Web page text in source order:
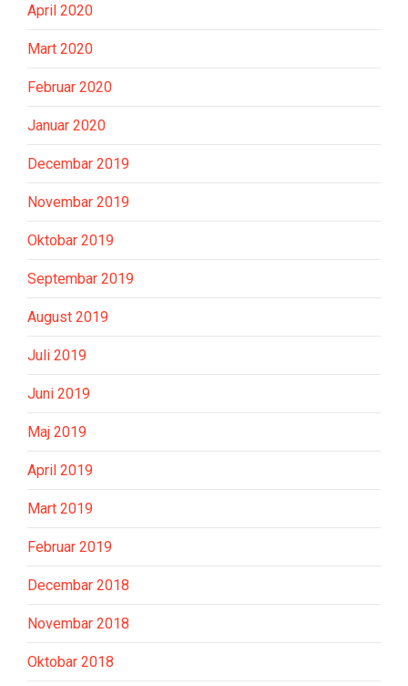
April 2020
Mart 2020
Februar 2020
Januar 2020
Decembar 2019
Novembar 2019
Oktobar 2019
Septembar 2019
August 2019
Juli 2019
Juni 2019
Maj 2019
April 2019
Mart 2019
Februar 2019
Decembar 2018
Novembar 2018
Oktobar 2018